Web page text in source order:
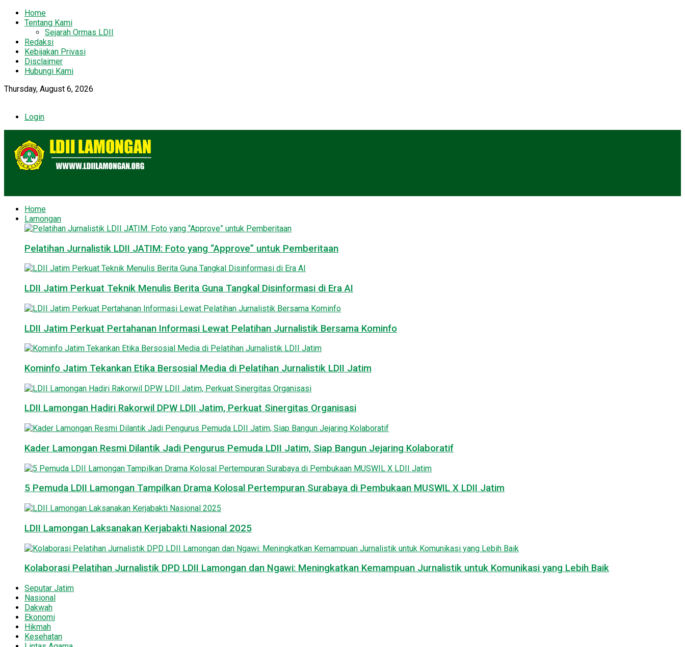
Home
Tentang Kami
Sejarah Ormas LDII
Redaksi
Kebijakan Privasi
Disclaimer
Hubungi Kami
Thursday, August 6, 2026
Login
Home
Lamongan
Pelatihan Jurnalistik LDII JATIM: Foto yang “Approve” untuk Pemberitaan
LDII Jatim Perkuat Teknik Menulis Berita Guna Tangkal Disinformasi di Era AI
LDII Jatim Perkuat Pertahanan Informasi Lewat Pelatihan Jurnalistik Bersama Kominfo
Kominfo Jatim Tekankan Etika Bersosial Media di Pelatihan Jurnalistik LDII Jatim
LDII Lamongan Hadiri Rakorwil DPW LDII Jatim, Perkuat Sinergitas Organisasi
Kader Lamongan Resmi Dilantik Jadi Pengurus Pemuda LDII Jatim, Siap Bangun Jejaring Kolaboratif
5 Pemuda LDII Lamongan Tampilkan Drama Kolosal Pertempuran Surabaya di Pembukaan MUSWIL X LDII Jatim
LDII Lamongan Laksanakan Kerjabakti Nasional 2025
Kolaborasi Pelatihan Jurnalistik DPD LDII Lamongan dan Ngawi: Meningkatkan Kemampuan Jurnalistik untuk Komunikasi yang Lebih Baik
Seputar Jatim
Nasional
Dakwah
Ekonomi
Hikmah
Kesehatan